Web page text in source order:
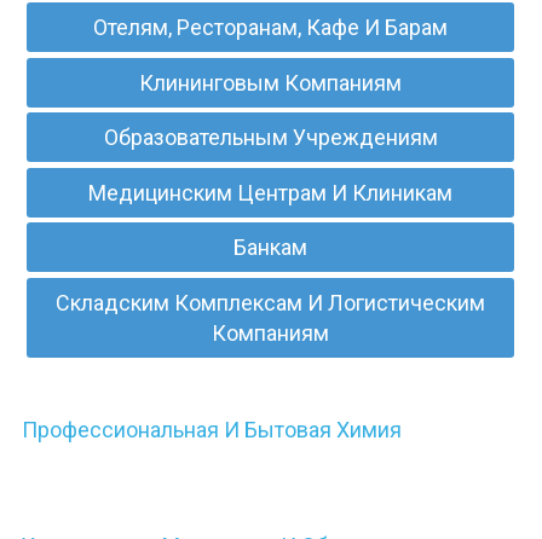
Отелям, Ресторанам, Кафе И Барам
Клининговым Компаниям
Образовательным Учреждениям
Медицинским Центрам И Клиникам
Банкам
Складским Комплексам И Логистическим
Компаниям
Профессиональная И Бытовая Химия